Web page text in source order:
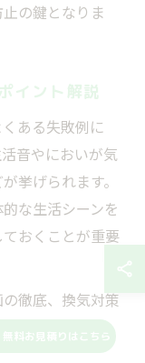
の鍵となりま
イント解説
ある失敗例に
音やにおいが気
挙げられます。
な生活シーンを
おくことが重要
徹底、換気対策
す。例えば、背
けることで「ご
無料お見積りはこちら